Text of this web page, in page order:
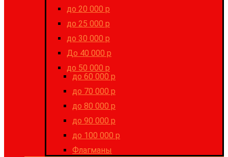
до 20 000 р
до 25 000 р
до 30 000 р
До 40 000 р
до 50 000 р
до 60 000 р
до 70 000 р
до 80 000 р
до 90 000 р
до 100 000 р
Флагманы